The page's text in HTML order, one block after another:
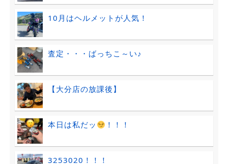
10月はヘルメットが人気！
査定・・・ばっちこ～い♪
【大分店の放課後】
本日は私だッ ！！！
3253020！！！